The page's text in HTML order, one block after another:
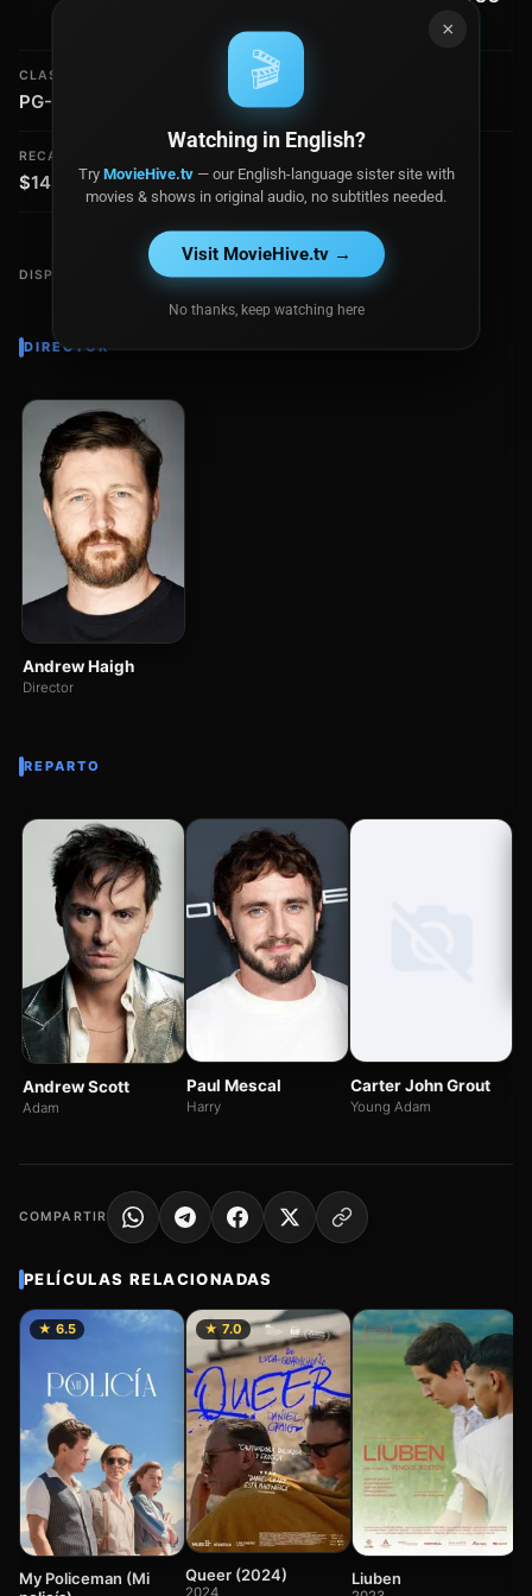
ser humano.
CLASIFICACIÓN
PG-13
PRESUPUESTO
$5.0 millones
RECAUDACIÓN
$14.9 millones
DISPONIBLE EN
DIRECTOR
Andrew Haigh
Director
REPARTO
Andrew Scott
Adam
Paul Mescal
Harry
Carter John Grout
Young Adam
COMPARTIR
PELÍCULAS RELACIONADAS
★ 6.5
My Policeman (Mi
★ 7.0
Queer (2024)
2024
Liuben
×
🎬
Watching in English?
Try MovieHive.tv— our English-language sister site with
movies & shows in original audio, no subtitles needed.
Visit MovieHive.tv →
No thanks, keep watching here